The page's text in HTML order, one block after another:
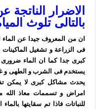
الاضرار
بالتالى تلوث
ان من المعروف جيدا عن
فى الزراعة و تشغيل الماكينات
كبرى جدا كما ان الماء ضرورى
يستخدم فى الشرب و الطهى و
يحدث مشاكل كبرى لا يمكن
امراض و تسممات معاذ الله
للنباتات فاذا تم سقايتها